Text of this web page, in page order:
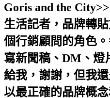
Goris and the
生活記者，品牌轉
個行銷顧問的角色
寫新聞稿、DM、燈
給我，謝謝，但我
以最正確的品牌概